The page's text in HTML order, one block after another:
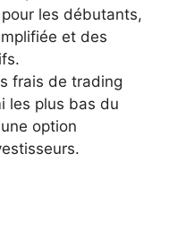
les débutants,
et des
frais de trading
les plus bas du
option